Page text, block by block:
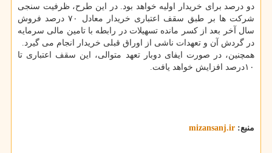
دو درصد برای خریدار اولیه خواهد بود. در این طرح، ظرفیت سنجی
شرکت ها بر طبق سقف اعتباری خریدار معادل ۷۰ درصد فروش
سال آخر بعد از کسر مانده تسهیلات در رابطه با تامین مالی سرمایه
در گردش آن و تعهدات ناشی از اوراق قبلی خریدار انجام می گیرد.
همچنین، در صورت ایفای دوبار تعهد متوالی، این سقف اعتباری تا
۱۰درصد افزایش خواهد یافت.
منبع: mizansanj.ir